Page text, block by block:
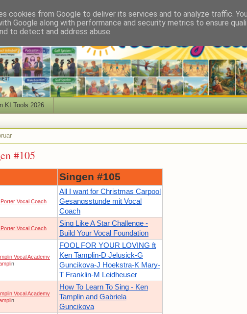
KI Tools 2026
#105
Singen #105
Vocal Coach
All I want for Christmas Carpool
Gesangsstunde mit Vocal
Coach
Vocal Coach
Sing Like A Star Challenge -
Build Your Vocal Foundation
Vocal Academy
n
FOOL FOR YOUR LOVING ft
Ken Tamplin-D Jelusick-G
Guncikova-J Hoekstra-K Mary-
T Franklin-M Leidheuser
Vocal Academy
n
How To Learn To Sing - Ken
Tamplin and Gabriela
Guncikova
cookies from Google to deliver its services and to analyze traffic.
Google along with performance and security metrics to ensure
to detect and address abuse.